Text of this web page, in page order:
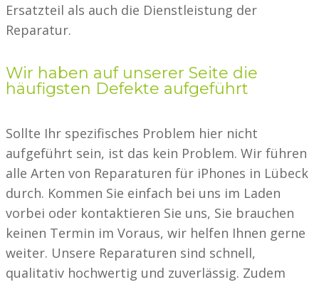
Ersatzteil als auch die Dienstleistung der
Reparatur.
Wir haben auf unserer Seite die
häufigsten Defekte aufgeführt
Sollte Ihr spezifisches Problem hier nicht
aufgeführt sein, ist das kein Problem. Wir führen
alle Arten von Reparaturen für iPhones in Lübeck
durch. Kommen Sie einfach bei uns im Laden
vorbei oder kontaktieren Sie uns, Sie brauchen
keinen Termin im Voraus, wir helfen Ihnen gerne
weiter. Unsere Reparaturen sind schnell,
qualitativ hochwertig und zuverlässig. Zudem